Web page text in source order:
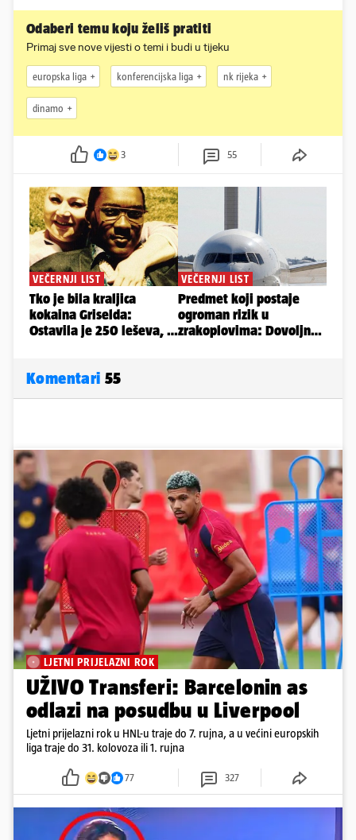
Odaberi temu koju želiš pratiti
Primaj sve nove vijesti o temi i budi u tijeku
europska liga konferencijska liga nk rijeka
dinamo
3 55
Komentari 55
LJETNI PRIJELAZNI ROK
UŽIVO Transferi: Barcelonin as
odlazi na posudbu u Liverpool
Ljetni prijelazni rok u HNL-u traje do 7. rujna, a u većini europskih
liga traje do 31. kolovoza ili 1. rujna
77 327